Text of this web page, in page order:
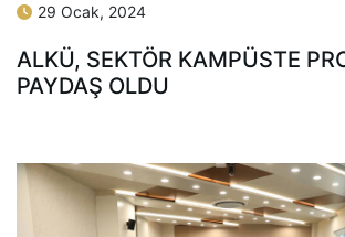
29 Ocak, 2024
ALKÜ, SEKTÖR KAMPÜSTE
PAYDAŞ OLDU